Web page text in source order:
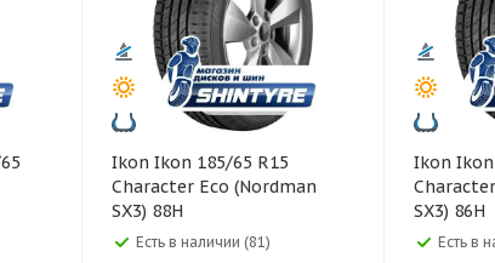
Ikon Ikon 185/65 R15
Character Eco (Nordman
SX3) 88H
Есть в наличии (81)
Ikon Ikon 185/65 R14
SX3) 86H
Есть в